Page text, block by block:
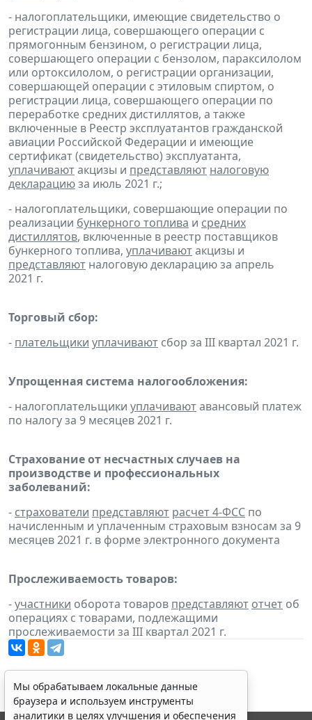
- налогоплательщики, имеющие свидетельство о
регистрации лица, совершающего операции с
прямогонным бензином, о регистрации лица,
совершающего операции с бензолом, параксилолом
или ортоксилолом, о регистрации организации,
совершающей операции с этиловым спиртом, о
регистрации лица, совершающего операции по
переработке средних дистиллятов, а также
включенные в Реестр эксплуатантов гражданской
авиации Российской Федерации и имеющие
сертификат (свидетельство) эксплуатанта,
уплачиваютакцизы и представляют налоговую
декларациюза июль 2021 г.;
- налогоплательщики, совершающие операции по
реализации бункерного топлива и средних
дистиллятов, включенные в реестр поставщиков
бункерного топлива, уплачиваютакцизы и
представляют налоговую декларацию за апрель
2021 г.
Торговый сбор:
- плательщики уплачивают сбор за III квартал 2021 г.
Упрощенная система налогообложения:
- налогоплательщики уплачиваютавансовый платеж
по налогу за 9 месяцев 2021 г.
Страхование от несчастных случаев на
производстве и профессиональных
заболеваний:
- страхователи представляют расчет 4-ФСС по
начисленным и уплаченным страховым взносам за 9
месяцев 2021 г. в форме электронного документа
Прослеживаемость товаров:
-участники оборота товаров представляют отчет об
операциях с товарами, подлежащими
прослеживаемости за III квартал 2021 г.
Мы обрабатываем локальные данные
браузера и используем инструменты
аналитики в целях улучшения и обеспечения